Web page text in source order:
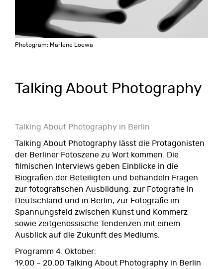
Photogram: Marlene Loewa
Talking About Photography
Talking About Photography in Berlin
Talking About Photography lässt die Protagonisten
der Berliner Fotoszene zu Wort kommen. Die
filmischen Interviews geben Einblicke in die
Biografien der Beteiligten und behandeln Fragen
zur fotografischen Ausbildung, zur Fotografie in
Deutschland und in Berlin, zur Fotografie im
Spannungsfeld zwischen Kunst und Kommerz
sowie zeitgenössische Tendenzen mit einem
Ausblick auf die Zukunft des Mediums.
Programm 4. Oktober:
19.00 – 20.00 Talking About Photography in Berlin